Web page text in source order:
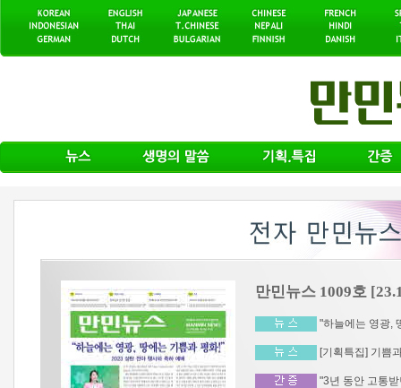
만민뉴스 1009호
"하늘에는 영광,
[기획특집] 기쁨
"3년 동안 고통